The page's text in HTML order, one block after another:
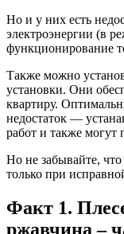
Но и у них есть
электроэнергии (в
функционирование
Также можно
установки. Они
квартиру.
недостаток —
работ и также могут
Но не забывайте,
только при
Факт 1.
ржавчина –